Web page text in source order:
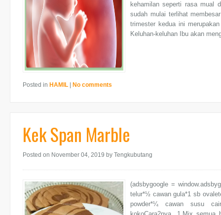
kehamilan seperti rasa mual
sudah mulai terlihat
trimester kedua ini
Keluhan-keluhan Ibu akan
Posted in HAMIL No comments
Kek Span Marble
Posted on November 04, 2019 by Tengkubutang
(adsbygoogle =
telur*½ cawan gula*1 sb
powder*¼ cawan susu